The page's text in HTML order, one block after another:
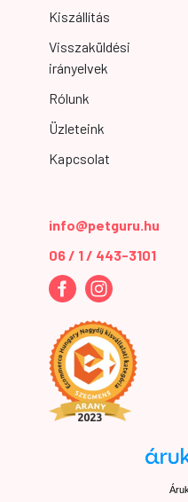
Kiszállítás
Visszaküldési
irányelvek
Rólunk
Üzleteink
Kapcsolat
info@petguru.hu
06 / 1 / 443-3101